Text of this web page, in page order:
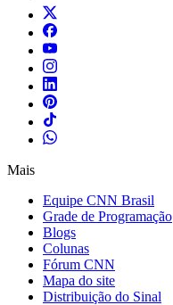
Mais
Equipe CNN Brasil
Grade de Programação
Blogs
Colunas
Fórum CNN
Mapa do site
Distribuição do Sinal